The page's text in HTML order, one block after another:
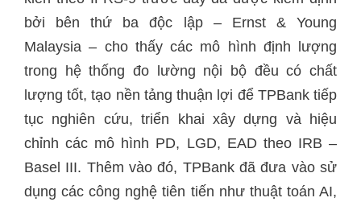
bởi bên thứ ba độc lập – Ernst & Young
Malaysia – cho thấy các mô hình định lượng
trong hệ thống đo lường nội bộ đều có chất
lượng tốt, tạo nền tảng thuận lợi để TPBank tiếp
tục nghiên cứu, triển khai xây dựng và hiệu
chỉnh các mô hình PD, LGD, EAD theo IRB –
Basel III. Thêm vào đó, TPBank đã đưa vào sử
dụng các công nghệ tiên tiến như thuật toán AI,